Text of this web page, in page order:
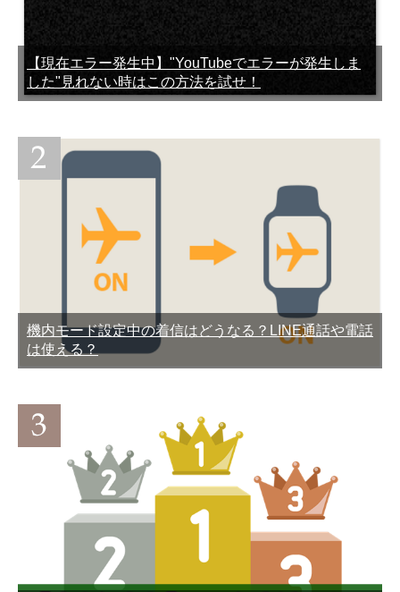
方法
い？原因と解決策
LINEのうざいスタンプを集
LINEブロックしたらどうな
る？されたらどうなる？確
【復元】LINEアップデート
したら友達も履歴も全部消
えた。泣
い？アカウントを削除して
LINEを辞める方法
【現在エラー発生中】"YouTubeでエラーが発生しま
した"見れない時はこの方法を試せ！
機内モード設定中の着信はどうなる？LINE通話や電話
は使える？